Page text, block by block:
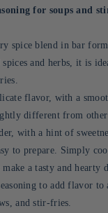
for soups and
spice blend in bar
and herbs, it is
flavor, with a
different from
with a hint of
to prepare. Simply
a tasty and hearty
to add flavor
and stir-fries.